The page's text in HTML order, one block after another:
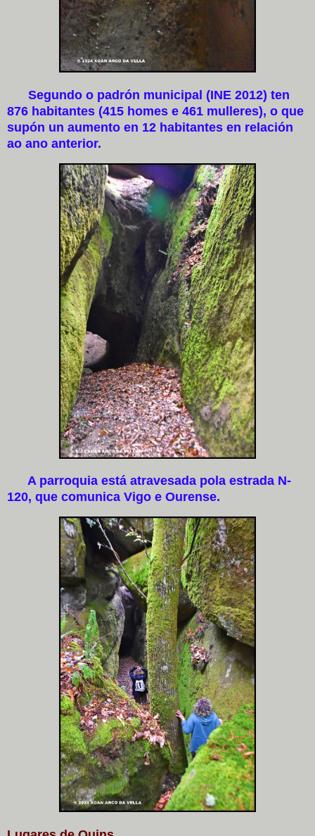
Segundo o padrón municipal (INE 2012) ten
876 habitantes (415 homes e 461 mulleres), o que
supón un aumento en 12 habitantes en relación
ao ano anterior.
A parroquia está atravesada pola estrada N-
120, que comunica Vigo e Ourense.